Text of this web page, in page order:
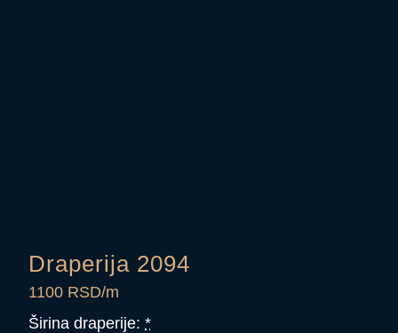
Draperija 2094
1100 RSD/m
Širina draperije: *